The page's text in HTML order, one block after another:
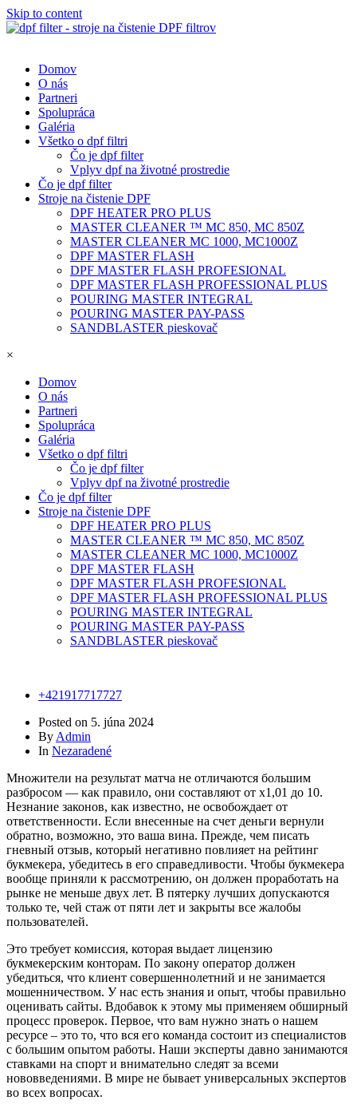
Skip to content
Domov
O nás
Partneri
Spolupráca
Galéria
Všetko o dpf filtri
Čo je dpf filter
Vplyv dpf na životné prostredie
Čo je dpf filter
Stroje na čistenie DPF
DPF HEATER PRO PLUS
MASTER CLEANER ™ MC 850, MC 850Z
MASTER CLEANER MC 1000, MC1000Z
DPF MASTER FLASH
DPF MASTER FLASH PROFESIONAL
DPF MASTER FLASH PROFESSIONAL PLUS
POURING MASTER INTEGRAL
POURING MASTER PAY-PASS
SANDBLASTER pieskovač
×
Domov
O nás
Partneri
Spolupráca
Galéria
Všetko o dpf filtri
Čo je dpf filter
Vplyv dpf na životné prostredie
Čo je dpf filter
Stroje na čistenie DPF
DPF HEATER PRO PLUS
MASTER CLEANER ™ MC 850, MC 850Z
MASTER CLEANER MC 1000, MC1000Z
DPF MASTER FLASH
DPF MASTER FLASH PROFESIONAL
DPF MASTER FLASH PROFESSIONAL PLUS
POURING MASTER INTEGRAL
POURING MASTER PAY-PASS
SANDBLASTER pieskovač
+421917717727
Posted on 5. júna 2024
By Admin
In Nezaradené
Множители на результат матча не отличаются большим
разбросом — как правило, они составляют от х1,01 до 10.
Незнание законов, как известно, не освобождает от
ответственности. Если внесенные на счет деньги вернули
обратно, возможно, это ваша вина. Прежде, чем писать
гневный отзыв, который негативно повлияет на рейтинг
букмекера, убедитесь в его справедливости. Чтобы букмекера
вообще приняли к рассмотрению, он должен проработать на
рынке не меньше двух лет. В пятерку лучших допускаются
только те, чей стаж от пяти лет и закрыты все жалобы
пользователей.
Это требует комиссия, которая выдает лицензию
букмекерским конторам. По закону оператор должен
убедиться, что клиент совершеннолетний и не занимается
мошенничеством. У нас есть знания и опыт, чтобы правильно
оценивать сайты. Вдобавок к этому мы применяем обширный
процесс проверок. Первое, что вам нужно знать о нашем
ресурсе – это то, что вся его команда состоит из специалистов
с большим опытом работы. Наши эксперты давно занимаются
ставками на спорт и внимательно следят за всеми
нововведениями. В мире не бывает универсальных экспертов
во всех вопросах.